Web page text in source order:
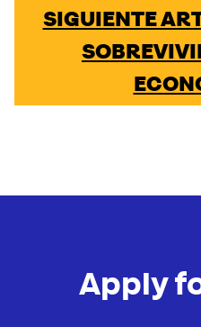
SIGUIENTE
Apply